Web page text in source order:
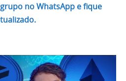
no WhatsApp e fique